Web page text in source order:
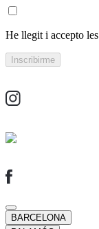
He llegit i accepto les
BARCELONA